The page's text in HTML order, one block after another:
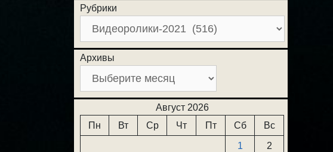
Рубрики
Архивы
Август 2026
Пн
Вт Ср Чт Пт Сб
Вс
1
2